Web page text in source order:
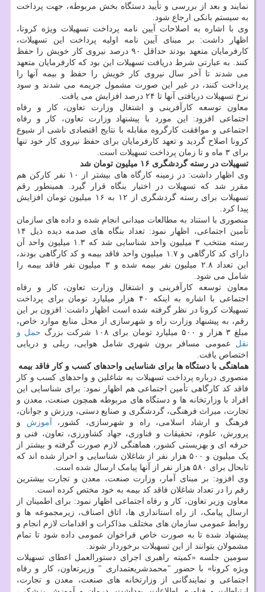
نمایند و بعد از بررسی و تأیید دستگاه بخش مربوطه، جهت پرداخت
به سیستم بانکی ارجاع شود.
وی با اشاره به اصلاحات آیین نامه پرداخت تسهیلات ویژه کرونا،
اظهار داشت: بر مبنای آیین نامه اولیه پرداخت این تسهیلات،
کارفرمایان متعهد بودند حداقل ۹۰ درصد نیروی کار خویش را حفظ
کنند. به عبارتی شرط دریافت تسهیلات این بود که کارفرمایان متعهد
می شدند تا آخر سال نیروی کار خویش را حفظ و بیمه آنها را
پرداخت کنند، در غیر این صورت مشمول جریمه می شدند و سود
نرخ تسهیلات دریافتی آنها تا ۲۴ درصد افزایش می یافت.
معاون توسعه کارآفرینی و اشتغال وزارت تعاون، کار و رفاه
اجتماعی افزود: این مورد با پیشنهاد وزارت تعاون، کار و رفاه
اجتماعی و موافقت کارگروه مقابله با نتایج اقتصادی ناشی از شیوع
کرونا اصلاح گردید و تعهد کارفرمایان برای حفظ نیروی کار خود تنها
برای ۳ ماه و تا زمان پرداخت تسهیلات است.
تسهیلات در رسته گردشگری ۱۶ میلیون تومان شد
وی اظهار داشت: در زمینه کارگاه های بیشتر از ۱۰ نفر کارکن هم
مقرر شد که تسهیلات در اختیار بنگاه قرار گیرد. همینطور رقم
تسهیلات برای رسته گردشگری از ۱۲ به ۱۶ میلیون تومان افزایش
پیدا کرد.
منصوری با استناد به مطالعات میدانی انجام شده و داده های سازمان
تأمین اجتماعی، اظهار نمود: تعداد بنگاه های صدمه دیده ذیل ۱۴
رسته منتخب ۳ میلیون واحد شناسایی شد که ۱.۳ میلیون واحد آن
دارای کد کارگاهی و ۱.۷ میلیون واحد فاقد بیمه و کد کارگاهی بودند،
این تعداد ۲.۸ میلیون نفر بیمه شده و ۳ میلیون نفر فاقد بیمه را
شامل می شود.
معاون توسعه کارآفرینی و اشتغال وزارت تعاون، کار و رفاه
اجتماعی با اشاره به اینکه ۴۰ هزار میلیارد تومان برای پرداخت
تسهیلات کرونا در نظر گرفته شده است اظهار داشت: افزون بر این
رقم، به پیشنهاد وزارت راه و شهرسازی از محل منابع موارد خاص،
مبلغ ۳ هزار و ۵۰۰ میلیارد تومان برای ۱۰۸ شرکت بزرگ
حمل و
نقل عمومی مسافر برون شهری شامل هوایی، ریلی و دریایی
اختصاص یافت.
هماهنگی با دستگاه ها برای شناسایی واحدهای کسب و کار فاقد بیمه
منصوری درباره پرداخت تسهیلات به شاغلین و واحدهای کسب و کار
فاقد کد کارگاهی تأمین اجتماعی هم اظهار نمود: برای شناسایی این
افراد با وزارتخانه ها و دستگاه های مربوطه همچون صنعت، معدن و
تجارت، میراث فرهنگی، گردشگری و صنایع دستی، ورزش و جوانان،
فرهنگ و ارشاد اسلامی، راه و شهرسازی، کشور،
آموزش و
پرورش، علوم، تحقیقات و فناوری، جهاد کشاورزی، تعاون، فنی و
حرفه ای و بهزیستی کشور، هماهنگی لازم صورت گرفته و بیشتر از
یک میلیون و ۵۰۰ هزار نفر از شاغلان شناسایی و احراز شده اند که
تابحال برای ۵۸۰ هزار نفر از آنها پیامک ارسال شده است.
وی افزود: بر مبنای آمار، وزارت صنعت، معدن و تجارت بیشترین
رقم را در تعداد شاغلان فاقد کد بیمه به خود مختص کرده است.
معاون وزیر تعاون، کار و رفاه اجتماعی اظهار نمود: برای اطمینان از
ارسال پیامک، از راه استانداری ها، اتاق اصناف، زیرمجموعه ها و
روابط عمومی سازمان های مختلف مذاکرات و اقدامات لازم انجام و
پیشنهاد شده تا به صورت خاص فراخوان عمومی داده شود تا تمام
مشمولان بتوانند از این تسهیلات برخوردار شوند.
سومین جلسه «کمیته راهبری اجرای دستورالعمل اعطای تسهیلات
ویژه کرونا» با حضور "محمدشریعتمداری " وزیرتعاون، کار و رفاه
اجتماعی و نمایندگانی از وزارتخانه های صنعت، معدن و تجارت،